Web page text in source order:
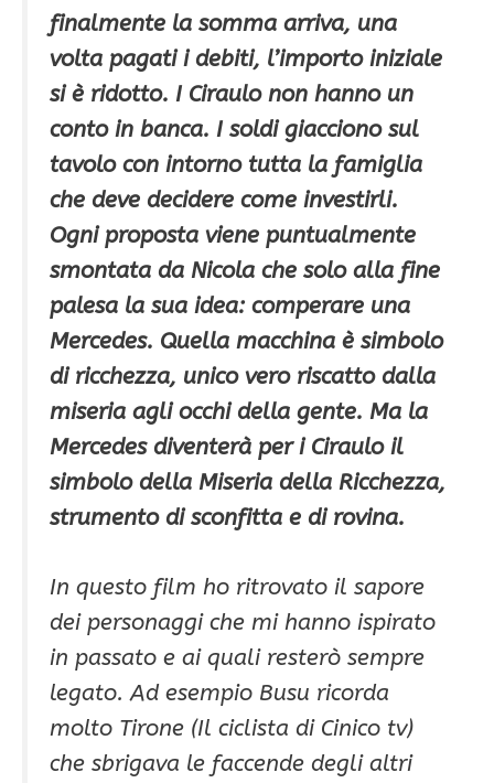
finalmente la somma arriva, una
volta pagati i debiti, l’importo iniziale
si è ridotto. I Ciraulo non hanno un
conto in banca. I soldi giacciono sul
tavolo con intorno tutta la famiglia
che deve decidere come investirli.
Ogni proposta viene puntualmente
smontata da Nicola che solo alla fine
palesa la sua idea: comperare una
Mercedes. Quella macchina è simbolo
di ricchezza, unico vero riscatto dalla
miseria agli occhi della gente. Ma la
Mercedes diventerà per i Ciraulo il
simbolo della Miseria della Ricchezza,
strumento di sconfitta e di rovina.
In questo film ho ritrovato il sapore
dei personaggi che mi hanno ispirato
in passato e ai quali resterò sempre
legato. Ad esempio Busu ricorda
molto Tirone (Il ciclista di Cinico tv)
che sbrigava le faccende degli altri